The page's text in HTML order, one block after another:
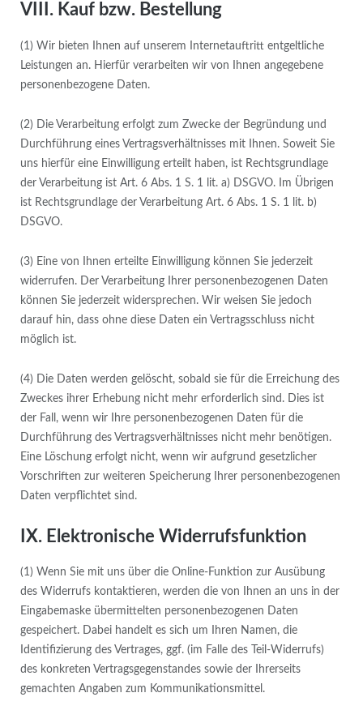
VIII. Kauf bzw. Bestellung
(1) Wir bieten Ihnen auf unserem Internetauftritt entgeltliche
Leistungen an. Hierfür verarbeiten wir von Ihnen angegebene
personenbezogene Daten.
(2) Die Verarbeitung erfolgt zum Zwecke der Begründung und
Durchführung eines Vertragsverhältnisses mit Ihnen. Soweit Sie
uns hierfür eine Einwilligung erteilt haben, ist Rechtsgrundlage
der Verarbeitung ist Art. 6 Abs. 1 S. 1 lit. a) DSGVO. Im Übrigen
ist Rechtsgrundlage der Verarbeitung Art. 6 Abs. 1 S. 1 lit. b)
DSGVO.
(3) Eine von Ihnen erteilte Einwilligung können Sie jederzeit
widerrufen. Der Verarbeitung Ihrer personenbezogenen Daten
können Sie jederzeit widersprechen. Wir weisen Sie jedoch
darauf hin, dass ohne diese Daten ein Vertragsschluss nicht
möglich ist.
(4) Die Daten werden gelöscht, sobald sie für die Erreichung des
Zweckes ihrer Erhebung nicht mehr erforderlich sind. Dies ist
der Fall, wenn wir Ihre personenbezogenen Daten für die
Durchführung des Vertragsverhältnisses nicht mehr benötigen.
Eine Löschung erfolgt nicht, wenn wir aufgrund gesetzlicher
Vorschriften zur weiteren Speicherung Ihrer personenbezogenen
Daten verpflichtet sind.
IX. Elektronische Widerrufsfunktion
(1) Wenn Sie mit uns über die Online-Funktion zur Ausübung
des Widerrufs kontaktieren, werden die von Ihnen an uns in der
Eingabemaske übermittelten personenbezogenen Daten
gespeichert. Dabei handelt es sich um Ihren Namen, die
Identifizierung des Vertrages, ggf. (im Falle des Teil-Widerrufs)
des konkreten Vertragsgegenstandes sowie der Ihrerseits
gemachten Angaben zum Kommunikationsmittel.